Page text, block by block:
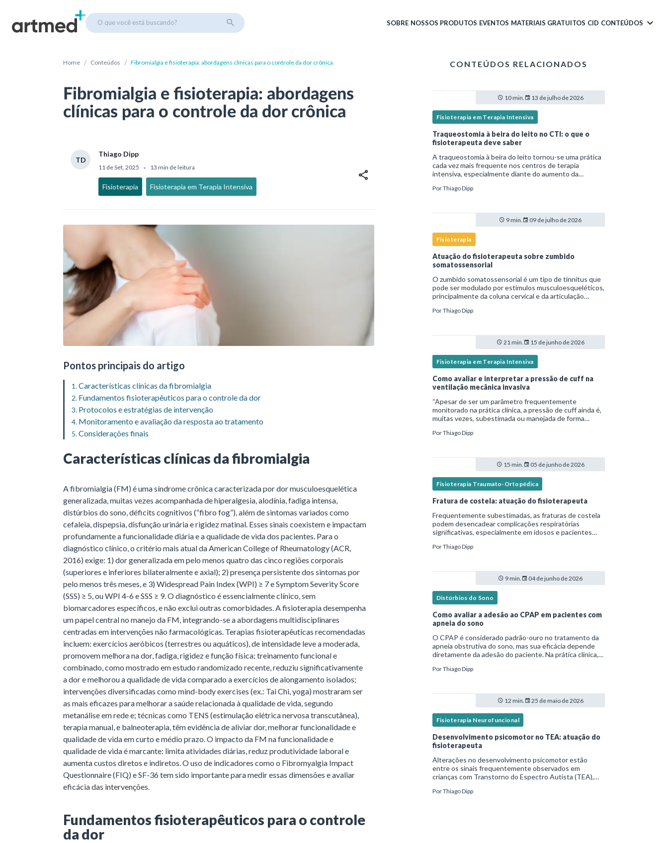
O que você está buscando? SOBRE NOSSOS PRODUTOS EVENTOS MATERIAIS GRATUITOS CID CONTEÚDOS
Home / Conteúdos / Fibromialgia e fisioterapia: abordagens clínicas para o controle da dor crônica
Fibromialgia e fisioterapia: abordagens
clínicas para o controle da dor crônica
TD
Thiago Dipp
11 de Set, 2025 • 13 min de leitura
Fisioterapia Fisioterapia em Terapia Intensiva
Pontos principais do artigo
Características clínicas da fibromialgia
Fundamentos fisioterapêuticos para o controle da dor
Protocolos e estratégias de intervenção
Monitoramento e avaliação da resposta ao tratamento
Considerações finais
Características clínicas da fibromialgia
A fibromialgia (FM) é uma síndrome crônica caracterizada por dor musculoesquelética
generalizada, muitas vezes acompanhada de hiperalgesia, alodínia, fadiga intensa,
distúrbios do sono, déficits cognitivos (“fibro fog”), além de sintomas variados como
cefaleia, dispepsia, disfunção urinária e rigidez matinal. Esses sinais coexistem e impactam
profundamente a funcionalidade diária e a qualidade de vida dos pacientes. Para o
diagnóstico clínico, o critério mais atual da American College of Rheumatology (ACR,
2016) exige: 1) dor generalizada em pelo menos quatro das cinco regiões corporais
(superiores e inferiores bilateralmente e axial); 2) presença persistente dos sintomas por
pelo menos três meses, e 3) Widespread Pain Index (WPI) ≥ 7 e Symptom Severity Score
(SSS) ≥ 5, ou WPI 4-6 e SSS ≥ 9. O diagnóstico é essencialmente clínico, sem
biomarcadores específicos, e não exclui outras comorbidades. A fisioterapia desempenha
um papel central no manejo da FM, integrando-se a abordagens multidisciplinares
centradas em intervenções não farmacológicas. Terapias fisioterapêuticas recomendadas
incluem: exercícios aeróbicos (terrestres ou aquáticos), de intensidade leve a moderada,
promovem melhora na dor, fadiga, rigidez e função física; treinamento funcional e
combinado, como mostrado em estudo randomizado recente, reduziu significativamente
a dor e melhorou a qualidade de vida comparado a exercícios de alongamento isolados;
intervenções diversificadas como mind-body exercises (ex.: Tai Chi, yoga) mostraram ser
as mais eficazes para melhorar a saúde relacionada à qualidade de vida, segundo
metanálise em rede e; técnicas como TENS (estimulação elétrica nervosa transcutânea),
terapia manual, e balneoterapia, têm evidência de aliviar dor, melhorar funcionalidade e
qualidade de vida em curto e médio prazo. O impacto da FM na funcionalidade e
qualidade de vida é marcante: limita atividades diárias, reduz produtividade laboral e
aumenta custos diretos e indiretos. O uso de indicadores como o Fibromyalgia Impact
Questionnaire (FIQ) e SF-36 tem sido importante para medir essas dimensões e avaliar
eficácia das intervenções.
Fundamentos fisioterapêuticos para o controle
da dor
CONTEÚDOS RELACIONADOS
10 min. 13 de julho de 2026
Fisioterapia em Terapia Intensiva
Traqueostomia à beira do leito no CTI: o que o
fisioterapeuta deve saber
A traqueostomia à beira do leito tornou-se uma prática
cada vez mais frequente nos centros de terapia
intensiva, especialmente diante do aumento da
de ventilação mecânica prolongada.Nesse cenário,
PorThiago Dipp
9 min. 09 de julho de 2026
Fisioterapia
Atuação do fisioterapeuta sobre zumbido
somatossensorial
O zumbido somatossensorial é um tipo de tinnitus que
pode ser modulado por estímulos musculoesqueléticos,
principalmente da coluna cervical e da articulação
diretamente na avaliação e no tratamento des
PorThiago Dipp
21 min. 15 de junho de 2026
Fisioterapia em Terapia Intensiva
Como avaliar e interpretar a pressão de cuff na
ventilação mecânica invasiva
“Apesar de ser um parâmetro frequentemente
monitorado na prática clínica, a pressão de cuff ainda é,
muitas vezes, subestimada ou manejada de forma
microaspiração quanto em lesões traqueais
PorThiago Dipp
15 min. 05 de junho de 2026
Fisioterapia Traumato-Ortopédica
Fratura de costela: atuação do fisioterapeuta
Frequentemente subestimadas, as fraturas de costela
podem desencadear complicações respiratórias
significativas, especialmente em idosos e pacientes
em blogs e materiais científicos.Nesse cená
PorThiago Dipp
9 min. 04 de junho de 2026
Distúrbios do Sono
Como avaliar a adesão ao CPAP em pacientes com
apneia do sono
O CPAP é considerado padrão-ouro no tratamento da
apneia obstrutiva do sono, mas sua eficácia depende
diretamente da adesão do paciente. Na prática clínica,
realidade frequente. Diante disso, surg
PorThiago Dipp
12 min. 25 de maio de 2026
Fisioterapia Neurofuncional
Desenvolvimento psicomotor no TEA: atuação do
fisioterapeuta
Alterações no desenvolvimento psicomotor estão
entre os sinais frequentemente observados em
crianças com Transtorno do Espectro Autista (TEA),
formal.Diante disso, a atuação do fisioterapeuta vai
PorThiago Dipp